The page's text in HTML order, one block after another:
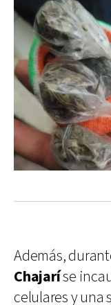
Además,
Chajaríse
celulares y una